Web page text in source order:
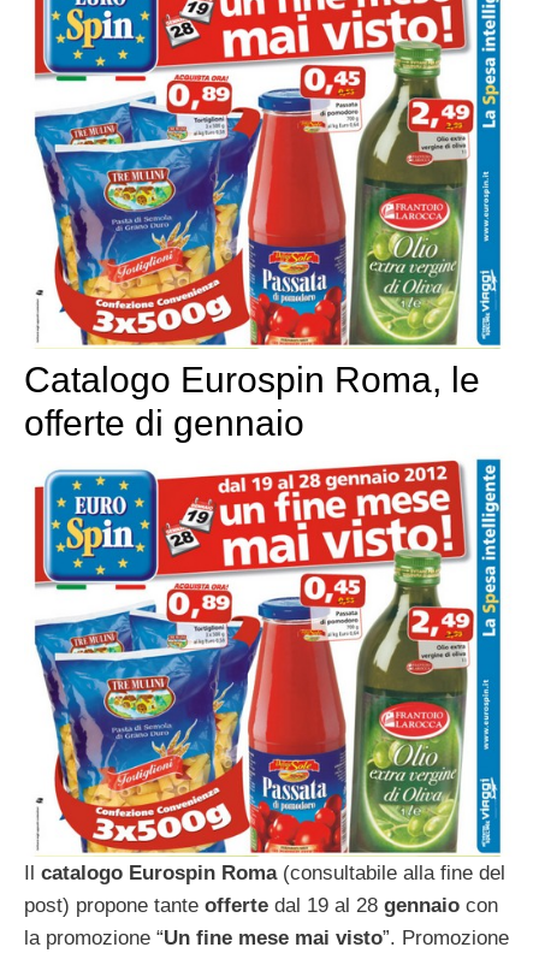
Catalogo Eurospin Roma, le
offerte di gennaio
catalogo Eurospin Roma(consultabile alla fine del
post) propone tante offerte dal 19 al 28 gennaio con
la promozione “Un fine mese mai visto”. Promozione